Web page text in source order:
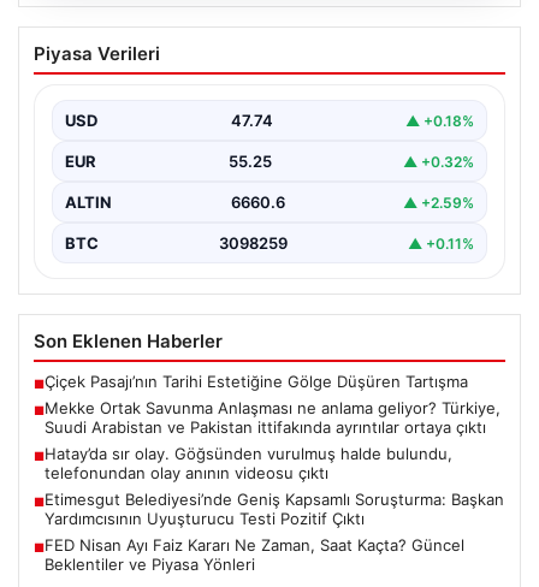
Mekke Ortak Savunma Anlaşması ne
anlama geliyor? Türkiye, Suudi
ayrıntılar ortaya çıktı
Piyasa Verileri
USD 47.74 ▲ +0.18%
EUR 55.25 ▲ +0.32%
ALTIN 6660.6 ▲ +2.59%
BTC 3098259 ▲ +0.11%
Son Eklenen Haberler
■Çiçek Pasajı’nın Tarihi Estetiğine Gölge Düşüren Tartışma
■Mekke Ortak Savunma Anlaşması ne anlama geliyor? Türkiye,
Suudi Arabistan ve Pakistan ittifakında ayrıntılar ortaya çıktı
■Hatay’da sır olay. Göğsünden vurulmuş halde bulundu,
telefonundan olay anının videosu çıktı
■Etimesgut Belediyesi’nde Geniş Kapsamlı Soruşturma: Başkan
Yardımcısının Uyuşturucu Testi Pozitif Çıktı
■FED Nisan Ayı Faiz Kararı Ne Zaman, Saat Kaçta? Güncel
Beklentiler ve Piyasa Yönleri